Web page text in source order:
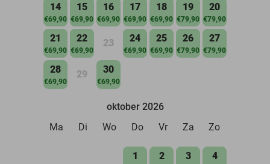
14
€69,90
15
€69,90
16
€69,90
17
€69,90
18
€69,90
19
€79,90
20
€79,90
21
€69,90
22
€69,90
23 24
€69,90
25
€69,90
26
€79,90
27
€79,90
28
€69,90
29 30
€69,90
oktober 2026
Ma
Di Wo Do Vr Za Zo
1 2 3 4